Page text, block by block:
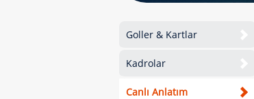
Goller & Kartlar
Kadrolar
Canlı Anlatım